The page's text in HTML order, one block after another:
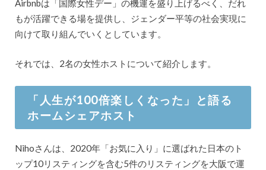
Airbnbは「国際女性デー」の機運を盛り上げるべく、だれ
もが活躍できる場を提供し、ジェンダー平等の社会実現に
向けて取り組んでいくとしています。
それでは、2名の女性ホストについて紹介します。
「人生が100倍楽しくなった」と語る
ホームシェアホスト
Nihoさんは、2020年「お気に入り」に選ばれた日本のト
ップ10リスティングを含む5件のリスティングを大阪で運